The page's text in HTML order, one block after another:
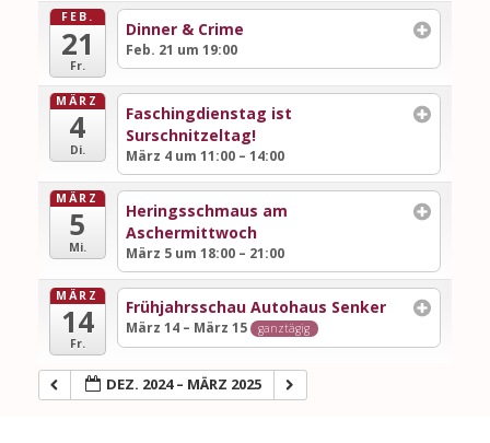
FEB.
21
Fr.
Dinner & Crime
Feb. 21 um 19:00
MÄRZ
4
Di.
Faschingdienstag ist
Surschnitzeltag!
März 4 um 11:00 – 14:00
MÄRZ
5
Mi.
Heringsschmaus am
Aschermittwoch
März 5 um 18:00 – 21:00
MÄRZ
14
Fr.
Frühjahrsschau Autohaus Senker
März 14 – März 15 ganztägig
DEZ. 2024 – MÄRZ 2025